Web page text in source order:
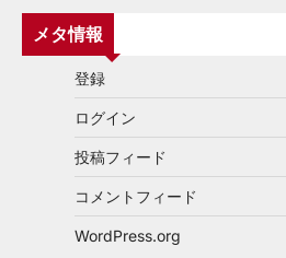
メタ情報
登録
ログイン
投稿フィード
コメントフィード
WordPress.org